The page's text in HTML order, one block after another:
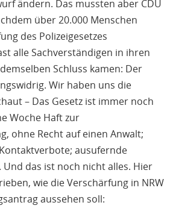
ändern. Das mussten aber CDU
über 20.000 Menschen
des Polizeigesetzes
alle Sachverständigen in ihren
Schluss kamen: Der
Wir haben uns die
– Das Gesetz ist immer noch
Woche Haft zur
ohne Recht auf einen Anwalt;
ausufernde
das ist noch nicht alles. Hier
, wie die Verschärfung in NRW
aussehen soll: